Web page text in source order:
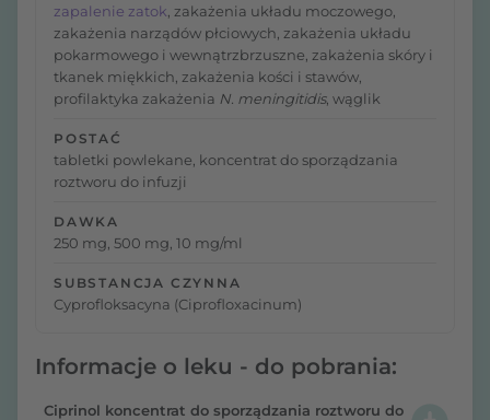
zapalenie zatok , zakażenia układu moczowego,
zakażenia narządów płciowych, zakażenia układu
pokarmowego i wewnątrzbrzuszne, zakażenia skóry i
tkanek miękkich, zakażenia kości i stawów,
profilaktyka zakażenia N. meningitidis, wąglik
POSTAĆ
tabletki powlekane, koncentrat do sporządzania
roztworu do infuzji
DAWKA
250 mg, 500 mg, 10 mg/ml
SUBSTANCJA CZYNNA
Cyprofloksacyna (Ciprofloxacinum)
Informacje o leku - do pobrania:
Ciprinol koncentrat do sporządzania roztworu do